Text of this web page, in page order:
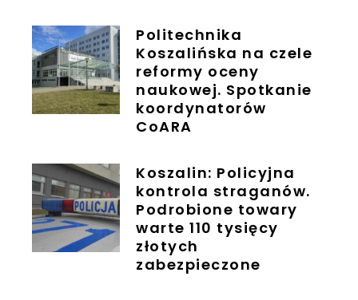
Politechnika
Koszalińska na czele
reformy oceny
naukowej. Spotkanie
koordynatorów
CoARA
Koszalin: Policyjna
kontrola straganów.
Podrobione towary
warte 110 tysięcy
złotych
zabezpieczone